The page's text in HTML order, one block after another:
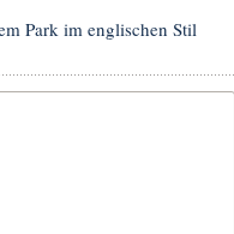
Park im englischen Stil